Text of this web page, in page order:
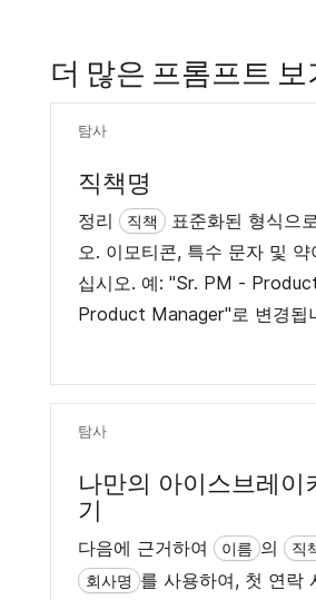
더 많은 프롬프트 보
탐사
직책명
정리 직책 표준화된 형식으
오. 이모티콘, 특수 문자 및
십시오. 예: "Sr. PM -
Product Manager"로 변경됩
탐사
나만의 아이스브레이
기
다음에 근거하여 이름 의 직
회사명 를 사용하여, 첫 연락